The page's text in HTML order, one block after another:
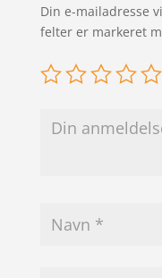
Din e-mailadresse
felter er markeret